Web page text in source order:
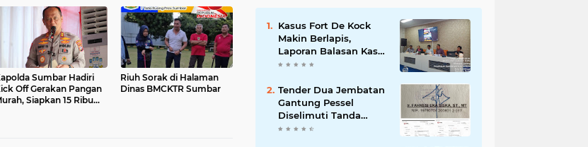
Isu PETI
Sumbar Hadiri
Off Gerakan Pangan
Siapkan 15 Ribu
Riuh Sorak di Halaman
Dinas BMCKTR Sumbar
Kasus Fort De Kock
Makin Berlapis,
Laporan Balasan Kasat
Pol PP Disorot: Upaya
atau Pengalihan Isu?
Tender Dua Jembatan
Gantung Pessel
Diselimuti Tanda
Tanya, Gangguan